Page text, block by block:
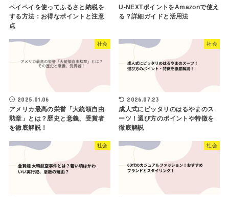
ペイペイを使ってふるさと納税を
する方法：お得なポイントと注意
点
U-NEXTポイントをAmazonで使え
る？詳細ガイドと活用法
社会
2025.01.06
アメリカ最高の栄誉「大統領自由
勲章」とは？歴史と意義、受賞者
を徹底解説！
社会
2026.07.23
成人式にピッタリのはるやまのス
ーツ！選び方のポイントや特徴を
徹底解説
社会 社会